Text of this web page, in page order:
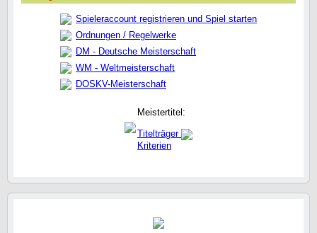
Spieleraccount registrieren und Spiel starten
Ordnungen / Regelwerke
DM - Deutsche Meisterschaft
WM - Weltmeisterschaft
DOSKV-Meisterschaft
Meistertitel:
Titelträger
Kriterien